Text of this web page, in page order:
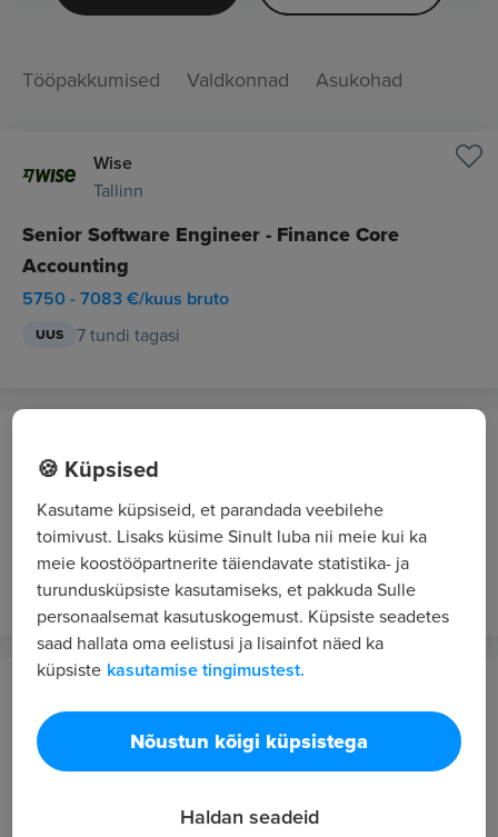
Tööpakkumised Valdkonnad Asukohad
Wise
Tallinn
Senior Software Engineer - Finance Core
Accounting
5750 - 7083 €/kuus bruto
UUS 7 tundi tagasi
Tallinn
WFM Operations Partner Senior Lead
4950 - 6600 €/kuus bruto
UUS 7 tundi tagasi
Tallinn
Toidumaailma teenindaja
🍪 Küpsised
Kasutame küpsiseid, et parandada veebilehe
toimivust. Lisaks küsime Sinult luba nii meie kui ka
meie koostööpartnerite täiendavate statistika- ja
turundusküpsiste kasutamiseks, et pakkuda Sulle
personaalsemat kasutuskogemust. Küpsiste seadetes
saad hallata oma eelistusi ja lisainfot näed ka
küpsiste kasutamise tingimustest.
Nõustun kõigi küpsistega
Haldan seadeid